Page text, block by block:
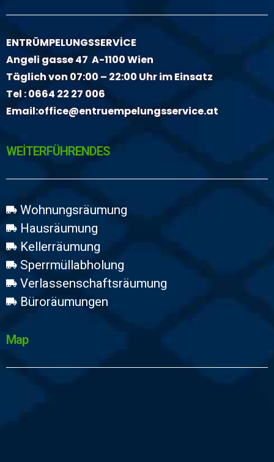
ENTRÜMPELUNGSSERVİCE
Angeli gasse 47 A-1100 Wien
Täglich von 07:00 – 22:00 Uhr im Einsatz
Tel :0664 22 27 006
Email:office@entruempelungsservice.at
WEİTERFÜHRENDES
Wohnungsräumung
Hausräumung
Kellerräumung
Sperrmüllabholung
Verlassenschaftsräumung
Büroräumungen
Map